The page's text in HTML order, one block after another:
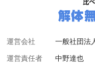
運営会社
一般社団法
運営責任者
中野達也